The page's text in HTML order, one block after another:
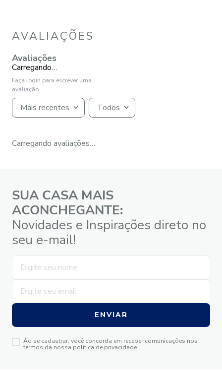
AVALIAÇÕES
Avaliações
Carregando…
Faça login para escrever uma
avaliação.
Mais recentes Todos
Carregando avaliações…
SUA CASA MAIS
ACONCHEGANTE:
Novidades e Inspirações direto no
seu e-mail!
ENVIAR
Ao se cadastrar, você concorda em receber comunicações nos
termos da nossa política de privacidade